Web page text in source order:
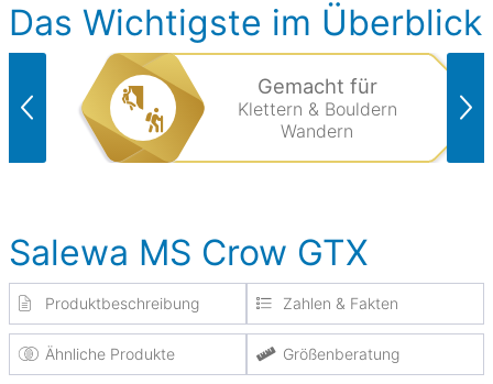
Das Wichtigste im Überblick
Gemacht für
Klettern & Bouldern
Wandern
Salewa MS Crow GTX
Produktbeschreibung Zahlen & Fakten
Ähnliche Produkte Größenberatung